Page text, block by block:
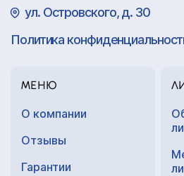
ул. Островского, д. 30
Политика
МЕНЮ
О компании
Отзывы
Гарантии